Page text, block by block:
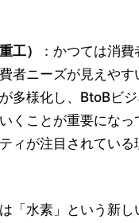
工）
：かつては消
者ニーズが見えやす
多様化し、BtoBビ
くことが重要にな
ィが注目されている
「水素」という新し